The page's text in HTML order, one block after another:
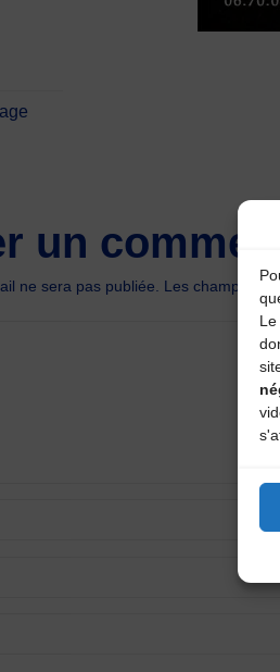
un
ne sera pas publiée. Les champs